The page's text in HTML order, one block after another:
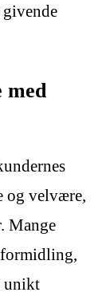
med
og velvære,
Mange
formidling,
unikt